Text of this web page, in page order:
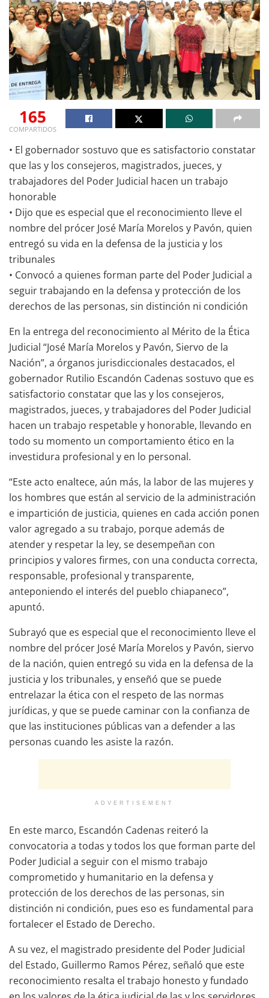
165
COMPARTIDOS
• El gobernador sostuvo que es satisfactorio constatar
que las y los consejeros, magistrados, jueces, y
trabajadores del Poder Judicial hacen un trabajo
honorable
• Dijo que es especial que el reconocimiento lleve el
nombre del prócer José María Morelos y Pavón, quien
entregó su vida en la defensa de la justicia y los
tribunales
• Convocó a quienes forman parte del Poder Judicial a
seguir trabajando en la defensa y protección de los
derechos de las personas, sin distinción ni condición
En la entrega del reconocimiento al Mérito de la Ética
Judicial “José María Morelos y Pavón, Siervo de la
Nación”, a órganos jurisdiccionales destacados, el
gobernador Rutilio Escandón Cadenas sostuvo que es
satisfactorio constatar que las y los consejeros,
magistrados, jueces, y trabajadores del Poder Judicial
hacen un trabajo respetable y honorable, llevando en
todo su momento un comportamiento ético en la
investidura profesional y en lo personal.
“Este acto enaltece, aún más, la labor de las mujeres y
los hombres que están al servicio de la administración
e impartición de justicia, quienes en cada acción ponen
valor agregado a su trabajo, porque además de
atender y respetar la ley, se desempeñan con
principios y valores firmes, con una conducta correcta,
responsable, profesional y transparente,
anteponiendo el interés del pueblo chiapaneco”,
apuntó.
Subrayó que es especial que el reconocimiento lleve el
nombre del prócer José María Morelos y Pavón, siervo
de la nación, quien entregó su vida en la defensa de la
justicia y los tribunales, y enseñó que se puede
entrelazar la ética con el respeto de las normas
jurídicas, y que se puede caminar con la confianza de
que las instituciones públicas van a defender a las
personas cuando les asiste la razón.
ADVERTISEMENT
En este marco, Escandón Cadenas reiteró la
convocatoria a todas y todos los que forman parte del
Poder Judicial a seguir con el mismo trabajo
comprometido y humanitario en la defensa y
protección de los derechos de las personas, sin
distinción ni condición, pues eso es fundamental para
fortalecer el Estado de Derecho.
A su vez, el magistrado presidente del Poder Judicial
del Estado, Guillermo Ramos Pérez, señaló que este
reconocimiento resalta el trabajo honesto y fundado